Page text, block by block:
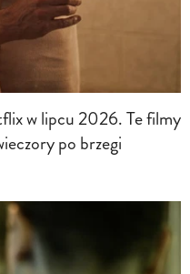
w lipcu 2026. Te filmy
po brzegi